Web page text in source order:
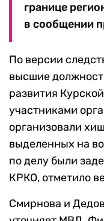
границе
в сообщении
По версии
высшие
развития
участниками
организовали
выделенных на
по делу были
КРКО, отметило
Смирнова и